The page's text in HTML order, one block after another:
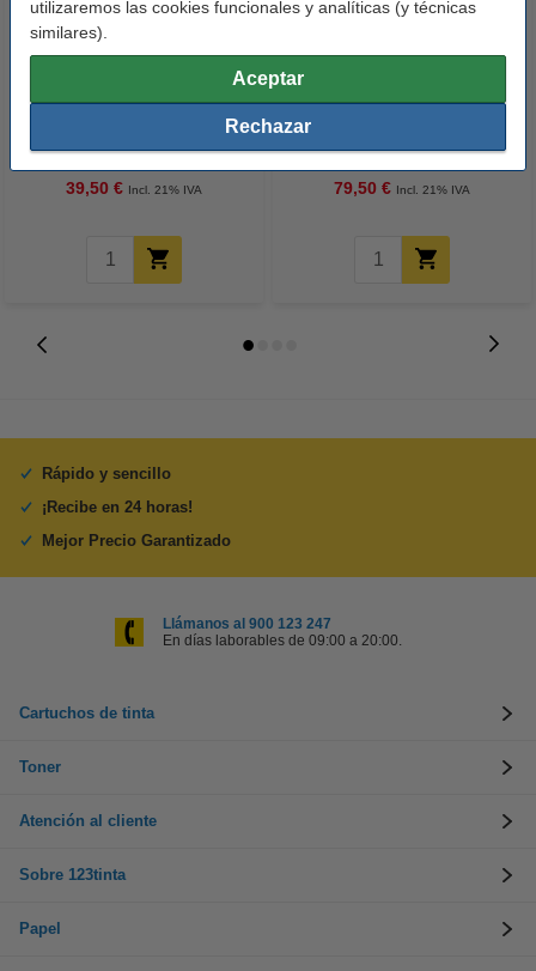
utilizaremos las cookies funcionales y analíticas (y técnicas
similares).
Aceptar
Rechazar
Marca 123tinta - HP 135X
39,50 € Incl. 21% IVA
Brother TN-247BK toner negro
79,50 € Incl. 21% IVA
Rápido y sencillo
¡Recibe en 24 horas!
Mejor Precio Garantizado
Llámanos al 900 123 247
En días laborables de 09:00 a 20:00.
Cartuchos de tinta
Toner
Atención al cliente
Sobre 123tinta
Papel